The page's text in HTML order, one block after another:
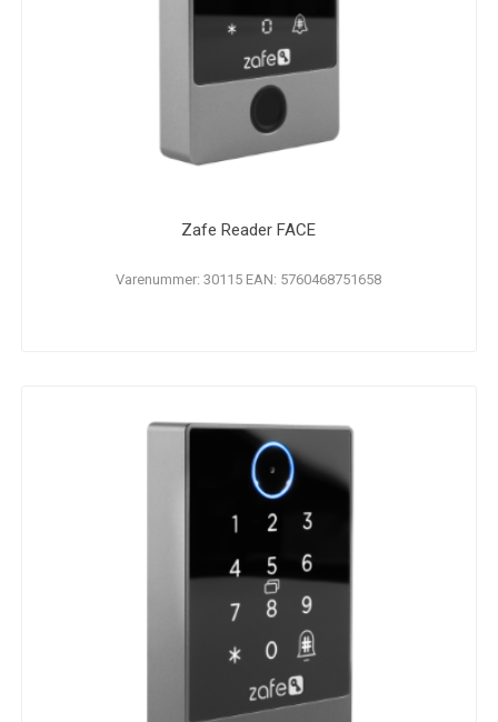
Zafe Reader FACE
Varenummer: 30115 EAN: 5760468751658